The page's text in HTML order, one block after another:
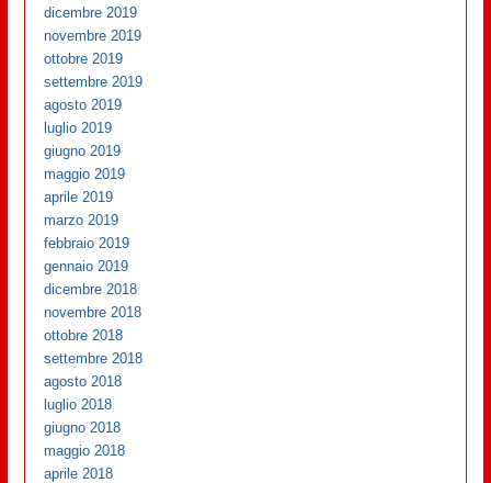
dicembre 2019
novembre 2019
ottobre 2019
settembre 2019
agosto 2019
luglio 2019
giugno 2019
maggio 2019
aprile 2019
marzo 2019
febbraio 2019
gennaio 2019
dicembre 2018
novembre 2018
ottobre 2018
settembre 2018
agosto 2018
luglio 2018
giugno 2018
maggio 2018
aprile 2018